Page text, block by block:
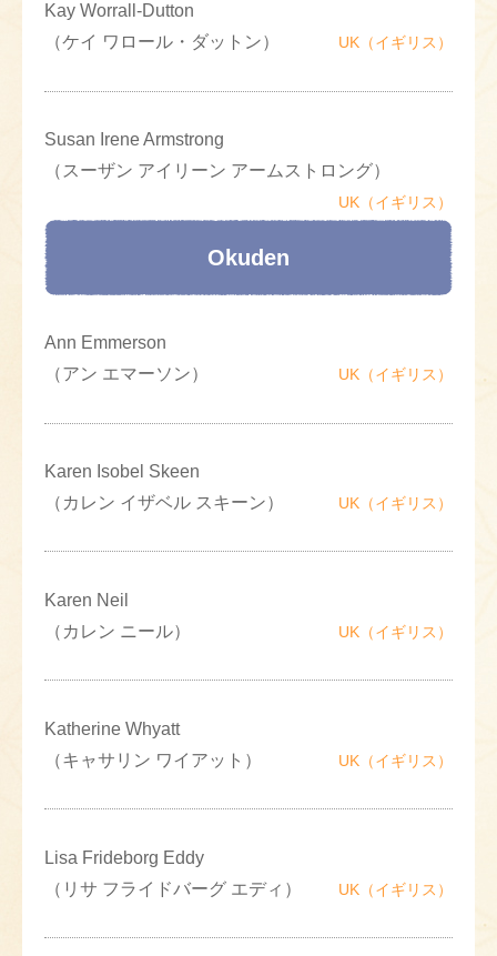
Kay Worrall-Dutton
（ケイ ワロール・ダットン）
UK（イギリス）
Susan Irene Armstrong
（スーザン アイリーン アームストロング）
UK（イギリス）
Okuden
Ann Emmerson
（アン エマーソン）
UK（イギリス）
Karen Isobel Skeen
（カレン イザベル スキーン）
UK（イギリス）
Karen Neil
（カレン ニール）
UK（イギリス）
Katherine Whyatt
（キャサリン ワイアット）
UK（イギリス）
Lisa Frideborg Eddy
（リサ フライドバーグ エディ）
UK（イギリス）